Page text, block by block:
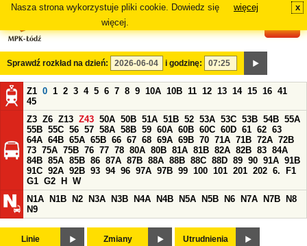
Nasza strona wykorzystuje pliki cookie. Dowiedz się
więcej.
więcej x
Sprawdź rozkład na dzień: i godzinę:
Z1 0 1 2 3 4 5 6 7 8 9 10A 10B 11 12 13 14 15 16 41
45
Z3 Z6 Z13 Z43 50A 50B 51A 51B 52 53A 53C 53B 54B 55A
55B 55C 56 57 58A 58B 59 60A 60B 60C 60D 61 62 63
64A 64B 65A 65B 66 67 68 69A 69B 70 71A 71B 72A 72B
73 75A 75B 76 77 78 80A 80B 81A 81B 82A 82B 83 84A
84B 85A 85B 86 87A 87B 88A 88B 88C 88D 89 90 91A 91B
91C 92A 92B 93 94 96 97A 97B 99 100 101 201 202 6.
F1
G1 G2 H
W
N1A
N1B N2 N3A N3B N4A N4B N5A N5B N6 N7A N7B
N8
N9
Linie Zmiany Utrudnienia